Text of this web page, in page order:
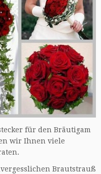
für den Bräutigam
wir Ihnen viele
Brautstrauß